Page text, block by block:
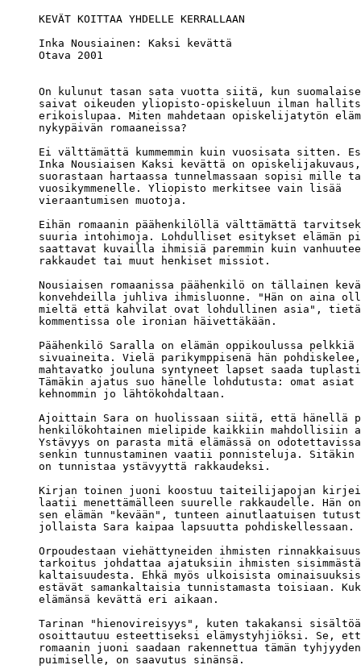
Inka Nousiainen: Kaksi kevättä
Otava 2001
On kulunut tasan sata vuotta siitä, kun
saivat oikeuden yliopisto-opiskeluun ilman
erikoislupaa. Miten mahdetaan opiskelijatytön
nykypäivän romaaneissa?
Ei välttämättä kummemmin kuin vuosisata sitten.
Inka Nousiaisen Kaksi kevättä on
suorastaan hartaassa tunnelmassaan sopisi mille
vuosikymmenelle. Yliopisto merkitsee vain lisää
vieraantumisen muotoja.
Eihän romaanin päähenkilöllä välttämättä
suuria intohimoja. Lohdulliset esitykset elämän
saattavat kuvailla ihmisiä paremmin kuin
rakkaudet tai muut henkiset missiot.
Nousiaisen romaanissa päähenkilö on tällainen
konvehdeilla juhliva ihmisluonne. "Hän on aina
mieltä että kahvilat ovat lohdullinen asia",
kommentissa ole ironian häivettäkään.
Päähenkilö Saralla on elämän oppikoulussa pelkkiä
sivuaineita. Vielä parikymppisenä hän
mahtavatko jouluna syntyneet lapset saada
Tämäkin ajatus suo hänelle lohdutusta: omat
kehnommin jo lähtökohdaltaan.
Ajoittain Sara on huolissaan siitä, että
henkilökohtainen mielipide kaikkiin
Ystävyys on parasta mitä elämässä on
senkin tunnustaminen vaatii ponnisteluja. Sitäkin
on tunnistaa ystävyyttä rakkaudeksi.
Kirjan toinen juoni koostuu taiteilijapojan
laatii menettämälleen suurelle rakkaudelle. Hän
sen elämän "kevään", tunteen ainutlaatuisen
jollaista Sara kaipaa lapsuutta pohdiskellessaan.
Orpoudestaan viehättyneiden ihmisten
tarkoitus johdattaa ajatuksiin ihmisten
kaltaisuudesta. Ehkä myös ulkoisista
estävät samankaltaisia tunnistamasta toisiaan.
elämänsä kevättä eri aikaan.
Tarinan "hienovireisyys", kuten takakansi
osoittautuu esteettiseksi elämystyhjiöksi. Se,
romaanin juoni saadaan rakennettua tämän
puimiselle, on saavutus sinänsä.